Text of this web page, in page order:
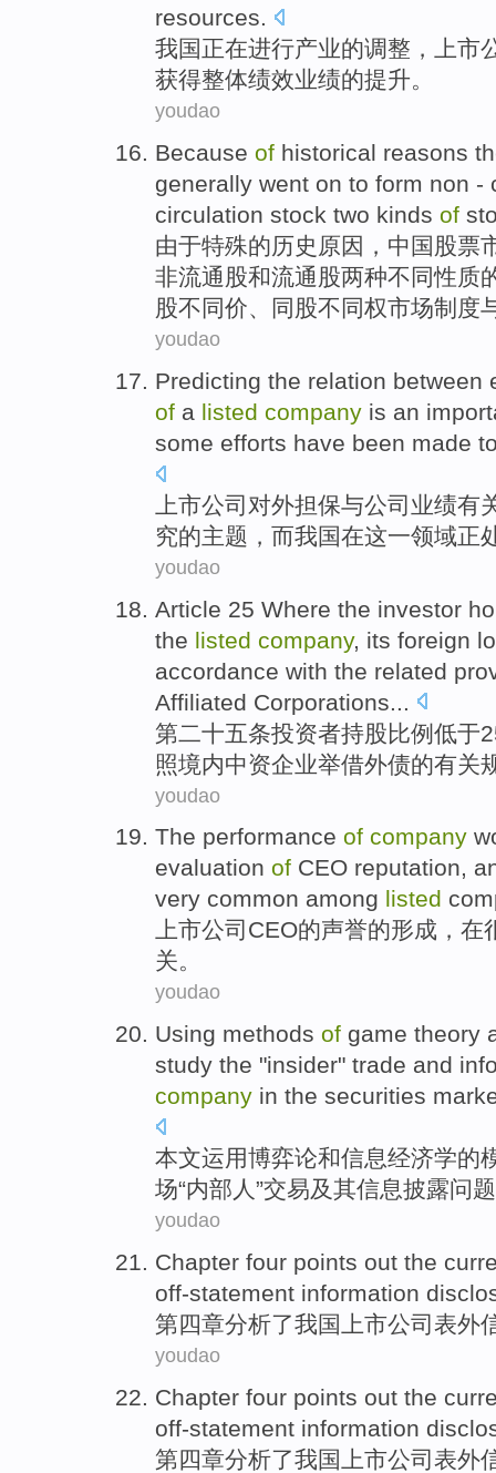
resources.
我国正在进行产业的调整 ， 上市
获得整体绩效业绩的提升。
youdao
Because of historical reasons
generally went on to form non -
circulation stock two kinds of
由于特殊的历史 原因 ， 中国 股票
非流通股和流通股两种不同性质
股不同价、同股不同权市场制度
youdao
Predicting the relation between
of a listed company is an
some efforts have been made
上市公司 对外担保与公司业绩有
究的主题， 而我国在这一领域正
youdao
Article 25 Where the investor
the listed company, its foreign
accordance with the related
Affiliated Corporations
第二十五条投资者持股比例低于
照境内中资企业举借外债的有关
youdao
The performance of company
evaluation of CEO reputation,
very common among listed
上市公司 CEO的声誉的形成， 在
关。
youdao
Using methods of game theory
study the "insider" trade and
company in the securities
本文运用博弈论和信息经济学的
场“内部人 ”交易及其信息披露问
youdao
Chapter four points out the
off-statement information
第四章分析了我国 上市公司 表外
youdao
Chapter four points out the
off-statement information
第四章分析了我国 上市公司 表外